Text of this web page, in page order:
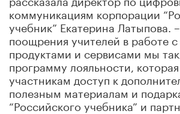
коммуникациям корпорации
учебник” Екатерина Латыпова.
поощрения учителей в работе
продуктами и сервисами мы
программу лояльности,
участникам доступ к
полезным материалам и
“Российского учебника” и